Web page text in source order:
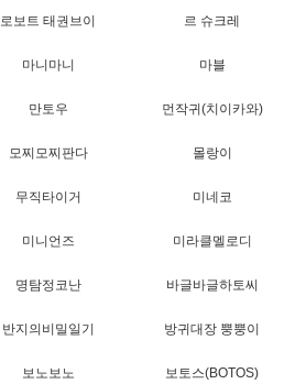
로보트 태권브이 르 슈크레
마니마니 마블
만토우 먼작귀(치이카와)
모찌모찌판다 몰랑이
무직타이거 미네코
미니언즈 미라클멜로디
명탐정코난 바글바글하토씨
반지의비밀일기 방귀대장 뿡뿡이
보노보노 보토스(BOTOS)